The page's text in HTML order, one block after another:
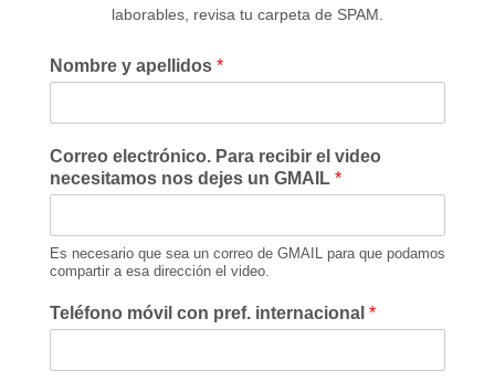
laborables, revisa tu carpeta de SPAM.
Nombre y apellidos *
Correo electrónico. Para recibir el video
necesitamos nos dejes un GMAIL *
Es necesario que sea un correo de GMAIL para que podamos
compartir a esa dirección el video.
Teléfono móvil con pref. internacional *